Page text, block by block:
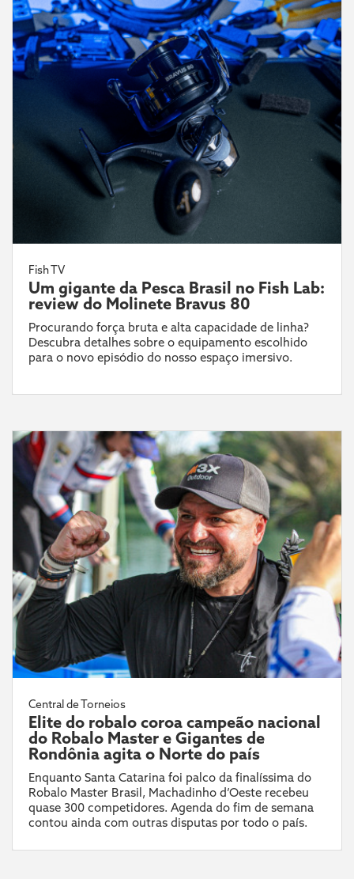
Fish TV
Um gigante da Pesca Brasil no Fish Lab:
review do Molinete Bravus 80
Procurando força bruta e alta capacidade de linha?
Descubra detalhes sobre o equipamento escolhido
para o novo episódio do nosso espaço imersivo.
Central de Torneios
Elite do robalo coroa campeão nacional
do Robalo Master e Gigantes de
Rondônia agita o Norte do país
Enquanto Santa Catarina foi palco da finalíssima do
Robalo Master Brasil, Machadinho d’Oeste recebeu
quase 300 competidores. Agenda do fim de semana
contou ainda com outras disputas por todo o país.